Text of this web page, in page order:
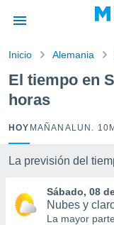
por
para
la
calidad.
a este
las
y
forma
Inicio Alemania
El tiempo en
horas
HOY MAÑANA LUN. 10
La previsión del
Sábado, 08
Nubes y
La mayor